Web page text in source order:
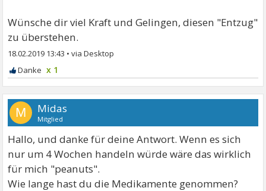
Wünsche dir viel Kraft und Gelingen, diesen "Entzug"
zu überstehen.
18.02.2019 13:43 •
x 1
M Midas
Mitglied
Hallo, und danke für deine Antwort. Wenn es sich
nur um 4 Wochen handeln würde wäre das wirklich
für mich "peanuts".
Wie lange hast du die Medikamente genommen?